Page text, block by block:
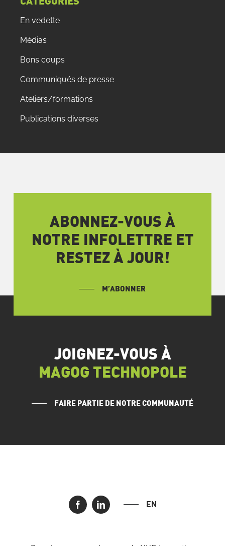
En vedette
Médias
Bons coups
Communiqués de presse
Ateliers/formations
Publications diverses
ABONNEZ-VOUS À
NOTRE INFOLETTRE ET
RESTEZ À JOUR!
M’ABONNER
JOIGNEZ-VOUS À
MAGOG TECHNOPOLE
FAIRE PARTIE DE NOTRE COMMUNAUTÉ
EN